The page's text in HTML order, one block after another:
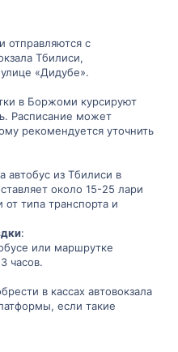
отправляются с
Тбилиси,
«Дидубе».
в Боржоми курсируют
Расписание может
рекомендуется уточнить
автобус из Тбилиси в
около 15-25 лари
от типа транспорта и
:
или маршрутке
часов.
в кассах автовокзала
если такие